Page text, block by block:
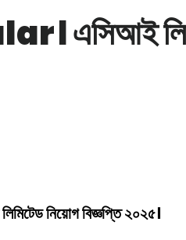
এসিআই
নিয়োগ বিজ্ঞপ্তি ২০২৫।